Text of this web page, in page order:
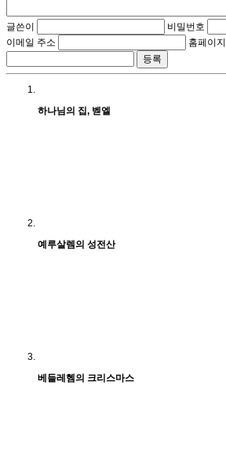
글쓴이
비밀번호
이메일 주소
홈페이지
하나님의 집, 벧엘
예루살렘의 성전산
베들레헴의 크리스마스